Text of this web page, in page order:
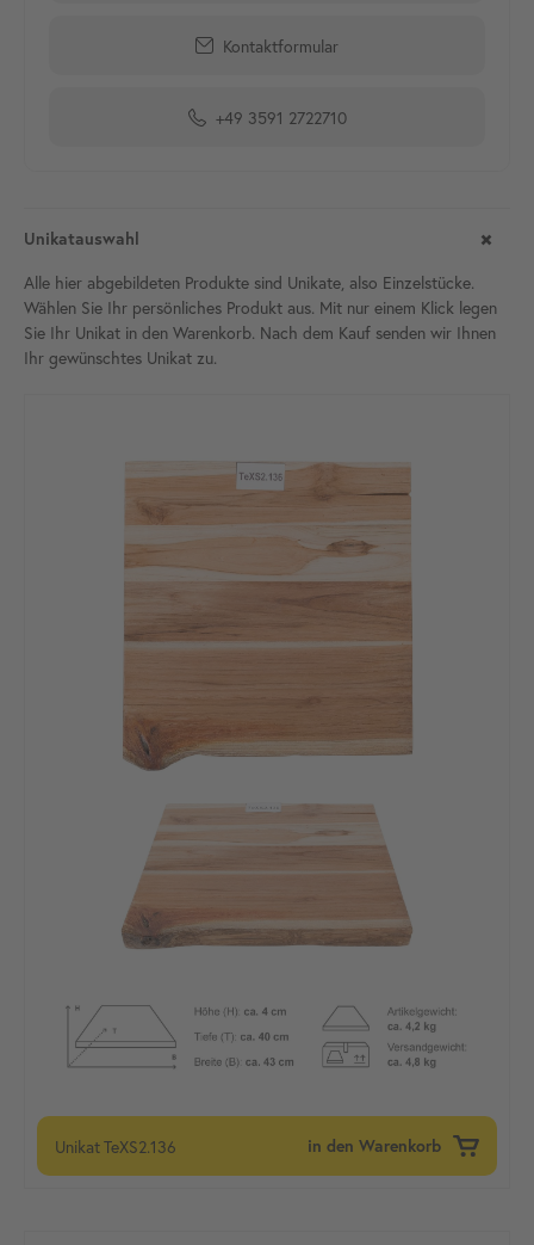
Kontaktformular
+49 3591 2722710
Unikatauswahl
Alle hier abgebildeten Produkte sind Unikate, also Einzelstücke.
Wählen Sie Ihr persönliches Produkt aus. Mit nur einem Klick legen
Sie Ihr Unikat in den Warenkorb. Nach dem Kauf senden wir Ihnen
Ihr gewünschtes Unikat zu.
UnikatTeXS2.136 in den Warenkorb